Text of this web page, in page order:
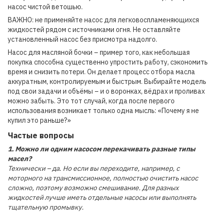
насос чистой ветошью.
ВАЖНО: не применяйте насос для легковоспламеняющихся
жидкостей рядом с источниками огня. Не оставляйте
установленный насос без присмотра надолго.
Насос для масляной бочки – пример того, как небольшая
покупка способна существенно упростить работу, сэкономить
время и снизить потери. Он делает процесс отбора масла
аккуратным, контролируемым и быстрым. Выбирайте модель
под свои задачи и объёмы – и о воронках, вёдрах и проливах
можно забыть. Это тот случай, когда после первого
использования возникает только одна мысль: «Почему я не
купил это раньше?»
Частые вопросы
1. Можно ли одним насосом перекачивать разные типы
масел?
Технически – да. Но если вы переходите, например, с
моторного на трансмиссионное, полностью очистить насос
сложно, поэтому возможно смешивание. Для разных
жидкостей лучше иметь отдельные насосы или выполнять
тщательную промывку.